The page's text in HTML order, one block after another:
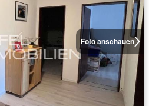
Foto anschauen